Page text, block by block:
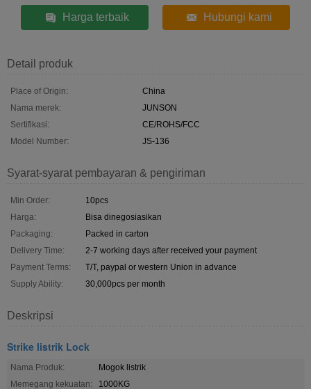
Harga terbaik Hubungi kami
Detail produk
Place of Origin:
China
Nama merek:
JUNSON
Sertifikasi:
CE/ROHS/FCC
Model Number:
JS-136
Syarat-syarat pembayaran & pengiriman
Min Order:
10pcs
Harga:
Bisa dinegosiasikan
Packaging:
Packed in carton
Delivery Time:
2-7 working days after received your payment
Payment Terms:
T/T, paypal or western Union in advance
Supply Ability:
30,000pcs per month
Deskripsi
Strike listrik Lock
Nama Produk:
Mogok listrik
Memegang kekuatan:
1000KG